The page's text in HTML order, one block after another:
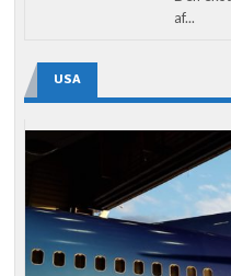
af...
USA